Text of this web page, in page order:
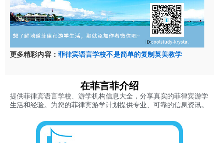
更多精彩内容： 菲律宾语言学校不是简单的复制英美教学
在菲言菲介绍
提供菲律宾语言学校、游学机构信息大全，分享真实的菲律宾游学
生活和经验。为您的菲律宾游学计划提供专业、可靠的信息资讯。